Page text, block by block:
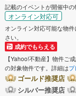
記載のイベントが開催中の
オンライン対応可
オンライン対応可能な物
さい。
成約でもらえる
【Yahoo!不動産】物件ご
の対象物件です。詳細は
ゴールド推奨店
シルバー推奨店